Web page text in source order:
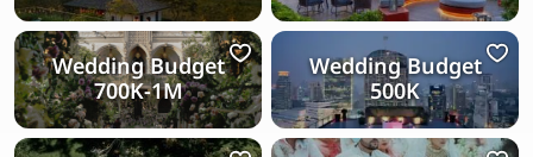
Wedding Budget
700K-1M
Wedding Budget
500K